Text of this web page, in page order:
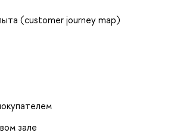
(customer journey map)
зале